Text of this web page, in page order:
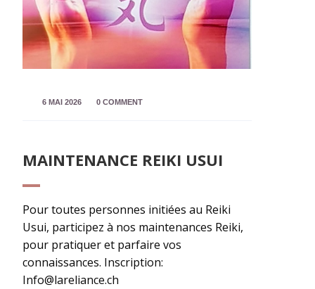
6 MAI 2026 0 COMMENT
MAINTENANCE REIKI USUI
Pour toutes personnes initiées au Reiki
Usui, participez à nos maintenances Reiki,
pour pratiquer et parfaire vos
connaissances. Inscription:
Info@lareliance.ch